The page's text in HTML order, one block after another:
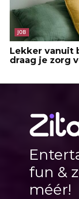
JOB
Lekker vanuit
draag je zorg
fun &
méér!